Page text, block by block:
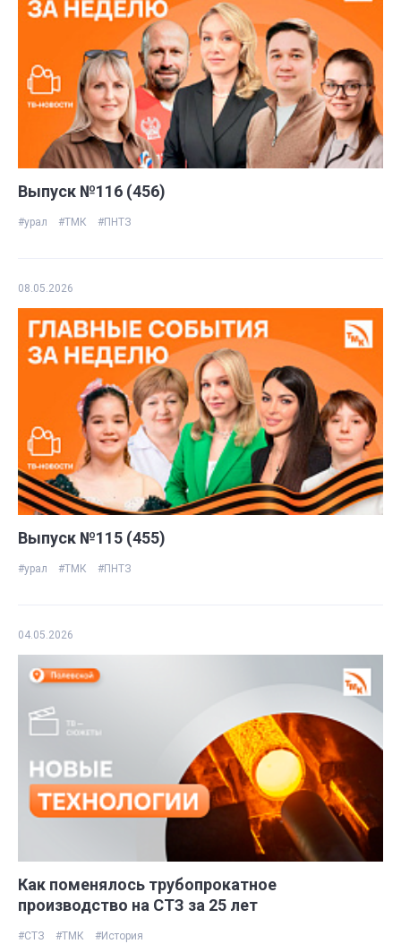
Выпуск №116 (456)
#урал #ТМК #ПНТЗ
08.05.2026
Выпуск №115 (455)
#урал #ТМК #ПНТЗ
04.05.2026
Как поменялось трубопрокатное
производство на СТЗ за 25 лет
#СТЗ #ТМК #История